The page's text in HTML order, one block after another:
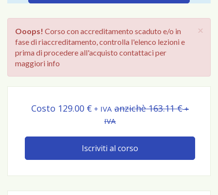
×
Ooops! Corso con accreditamento scaduto e/o in
fase di riaccreditamento, controlla l'elenco lezioni e
prima di procedere all'acquisto contattaci per
maggiori info
Costo 129.00 € + IVA anzichè 163.11 €+
IVA
Iscriviti al corso